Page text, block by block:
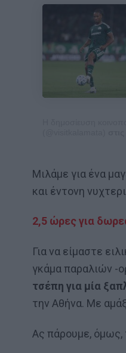
Μιλάμε για ένα
και έντονη
2,5 ώρες για
Για να είμαστε
γκάμα παραλιών -
τσέπη για μία
την Αθήνα. Με
Ας πάρουμε, όμως,